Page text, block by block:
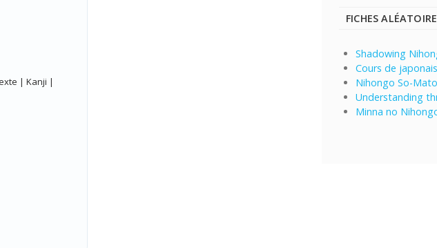
| Kanji |
FICHES
Shadowing
Cours de
Nihongo So-
Understanding
Minna no